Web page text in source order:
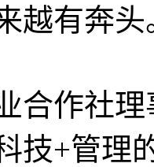
越有奔
合作社
技+管理